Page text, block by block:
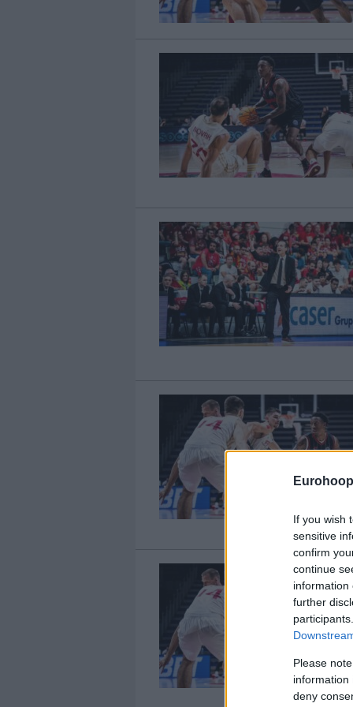
If you wish
sensitive
confirm
continue
information
further
Please
information
deny